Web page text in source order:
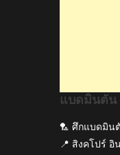
แบดมินตัน
🏸 ศึกแบดมิน
📍 สิงคโปร์ อิ